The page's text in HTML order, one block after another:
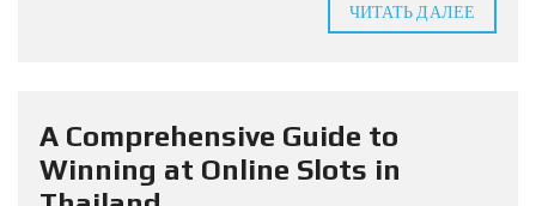
ЧИТАТЬ ДАЛЕЕ
A Comprehensive Guide to
Winning at Online Slots in